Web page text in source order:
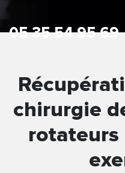
chirurgie
rotateurs